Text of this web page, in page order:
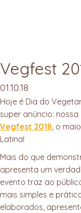
Vegfest
01.10.18
Hoje é Dia do
super anúncio:
Vegfest 2018, o
Latina!
Mais do que
apresenta um
evento traz ao
mais simples e
elaborados,